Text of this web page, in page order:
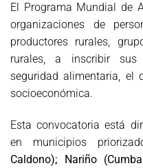
El Programa Mundial de
organizaciones de
productores rurales,
rurales, a inscribir
seguridad alimentaria, el
socioeconómica.
Esta convocatoria está
en municipios
Caldono); Nariño